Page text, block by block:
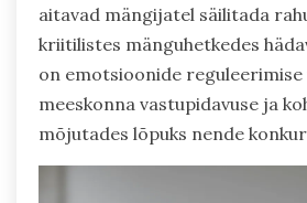
aitavad mängijatel säilitada
kriitilistes mänguhetkedes
on emotsioonide reguleerimise
meeskonna vastupidavuse ja
mõjutades lõpuks nende